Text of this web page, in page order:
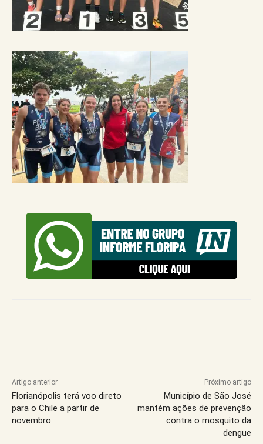
Artigo anterior
Florianópolis terá voo direto
para o Chile a partir de
novembro
Próximo artigo
Município de São José
mantém ações de prevenção
contra o mosquito da
dengue